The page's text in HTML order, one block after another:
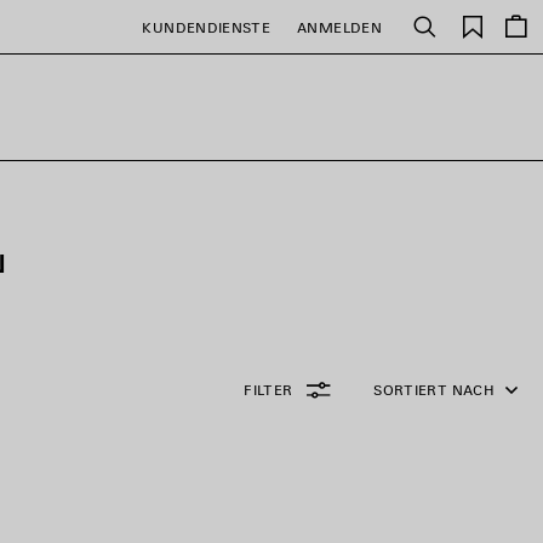
KUNDENDIENSTE ANMELDEN Suchen
Artikel
FILTER SORTIERT NACH